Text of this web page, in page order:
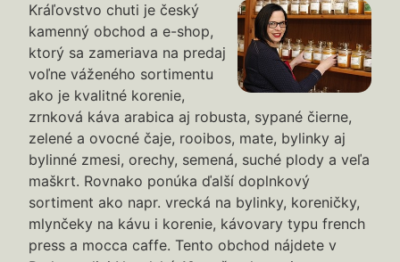
Kráľovstvo chuti je český
kamenný obchod a e-shop,
ktorý sa zameriava na predaj
voľne váženého sortimentu
ako je kvalitné korenie,
zrnková káva arabica aj robusta, sypané čierne,
zelené a ovocné čaje, rooibos, mate, bylinky aj
bylinné zmesi, orechy, semená, suché plody a veľa
maškrt. Rovnako ponúka ďalší doplnkový
sortiment ako napr. vrecká na bylinky, koreničky,
mlynčeky na kávu i korenie, kávovary typu french
press a mocca caffe. Tento obchod nájdete v